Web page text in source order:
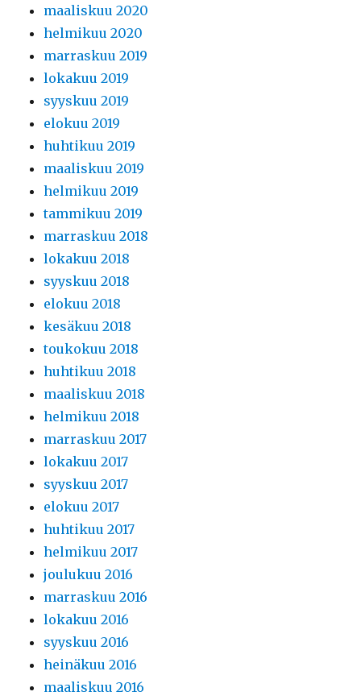
maaliskuu 2020
helmikuu 2020
marraskuu 2019
lokakuu 2019
syyskuu 2019
elokuu 2019
huhtikuu 2019
maaliskuu 2019
helmikuu 2019
tammikuu 2019
marraskuu 2018
lokakuu 2018
syyskuu 2018
elokuu 2018
kesäkuu 2018
toukokuu 2018
huhtikuu 2018
maaliskuu 2018
helmikuu 2018
marraskuu 2017
lokakuu 2017
syyskuu 2017
elokuu 2017
huhtikuu 2017
helmikuu 2017
joulukuu 2016
marraskuu 2016
lokakuu 2016
syyskuu 2016
heinäkuu 2016
maaliskuu 2016